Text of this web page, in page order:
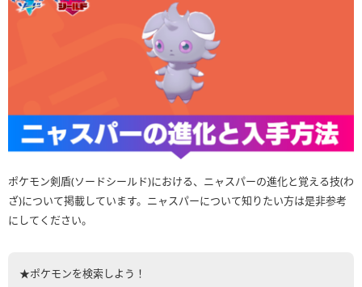
ポケモン剣盾(ソードシールド)における、ニャスパーの進化と覚える技(わ
ざ)について掲載しています。ニャスパーについて知りたい方は是非参考
にしてください。
★ポケモンを検索しよう！